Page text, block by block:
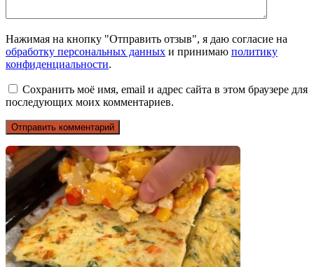
Нажимая на кнопку "Отправить отзыв", я даю согласие на
обработку персональных данных и принимаю политику
конфиденциальности.
Сохранить моё имя, email и адрес сайта в этом браузере для
последующих моих комментариев.